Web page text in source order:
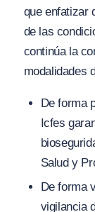
que enfatizar
de las
continúa la
modalidades
De forma
Icfes
Salud y
De forma
vigilancia